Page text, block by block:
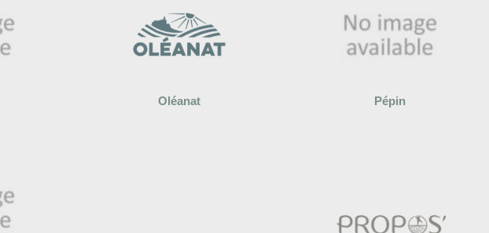
Oléanat Pépin